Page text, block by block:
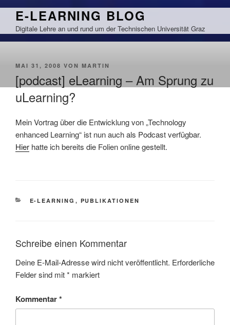
Zum
springen
E-LEARNING BLOG
Digitale Lehre an und rund um der Technischen Universität Graz
VERÖFFENTLICHT
MAI 31, 2008 VON MARTIN
[podcast] eLearning – Am Sprung zu
uLearning?
Mein Vortrag über die Entwicklung von „Technology
enhanced Learning“ ist nun auch als Podcast verfügbar.
Hier hatte ich bereits die Folien online gestellt.
KATEGORIEN
E-LEARNING , PUBLIKATIONEN
Schreibe einen Kommentar
Deine E-Mail-Adresse wird nicht veröffentlicht. Erforderliche
Felder sind mit* markiert
Kommentar*